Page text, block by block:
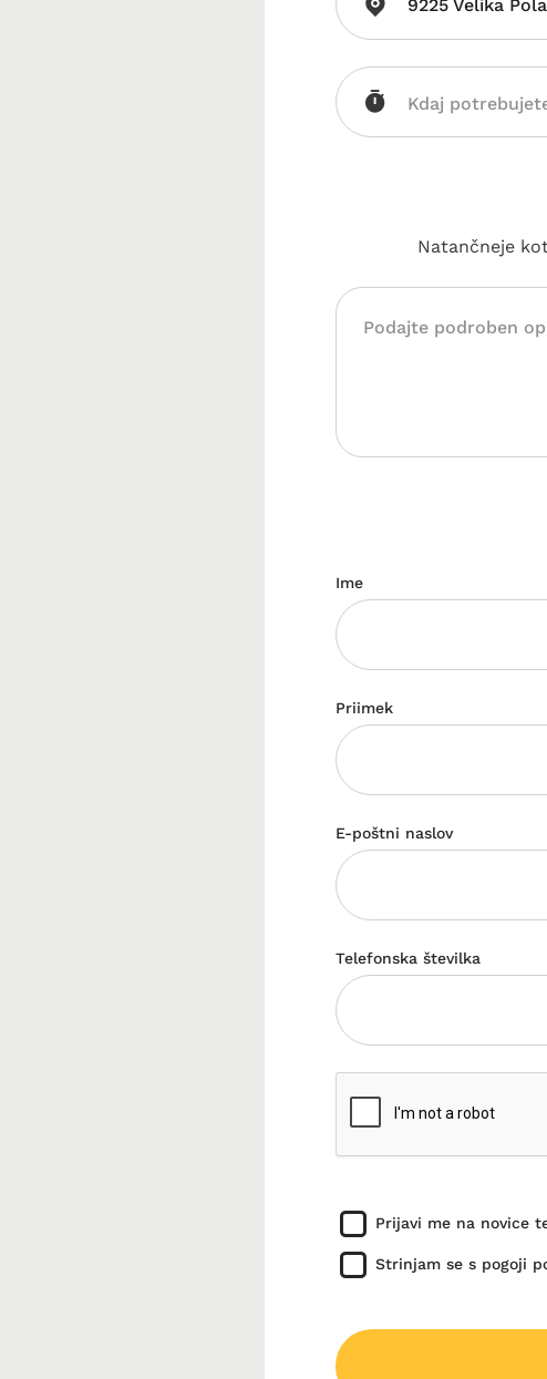
9225 Velika
Natančneje
Ime
Priimek
E-poštni naslov
Telefonska številka
Prijavi me na novice
Strinjam se s pogoji